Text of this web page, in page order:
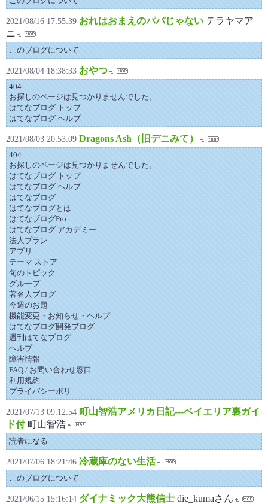
2021/08/16 17:55:39 おれはおまえのパパじゃない テラヤマア
ニ
このブログについて
2021/08/04 18:38:33 おやつ
404
お探しのページは見つかりませんでした。
はてなブログ トップ
はてなブログ ヘルプ
2021/08/03 20:53:09 Dragons Ash（旧デニみて）
404
お探しのページは見つかりませんでした。
はてなブログ トップ
はてなブログ ヘルプ
はてなブログ
はてなブログとは
はてなブログPro
はてなブログ アカデミー
法人プラン
アプリ
テーマ ストア
旬のトピック
グループ
著名人ブログ
今週のお題
機能変更・お知らせ・ヘルプ
はてなブログ開発ブログ
週刊はてなブログ
ヘルプ
障害情報
FAQ / お問い合わせ窓口
利用規約
プライバシーポリ
2021/07/13 09:12:54 町山智浩アメリカ日記---ベイエリア裏ガイ
ド付 町山智浩
読者になる
2021/07/06 18:21:46 冷蔵庫のない生活
このブログについて
2021/06/15 15:16:14 ダイナミック大熊信士 die_kumaさん